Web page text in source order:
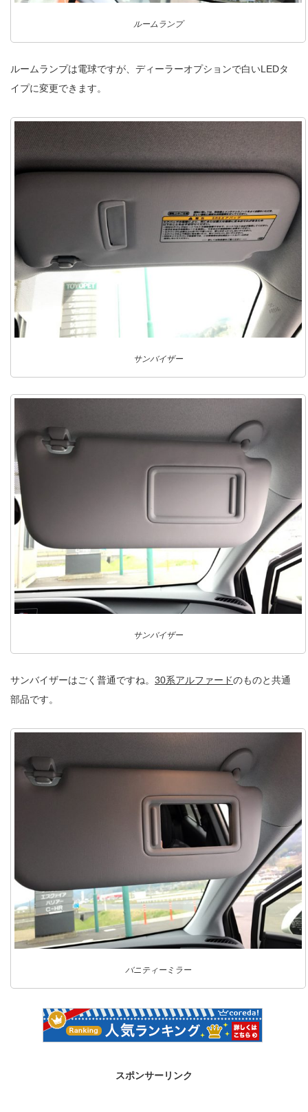
ルームランプ
ルームランプは電球ですが、ディーラーオプションで白いLEDタ
イプに変更できます。
サンバイザー
サンバイザー
サンバイザーはごく普通ですね。 30系アルファードのものと共通
部品です。
バニティーミラー
スポンサーリンク